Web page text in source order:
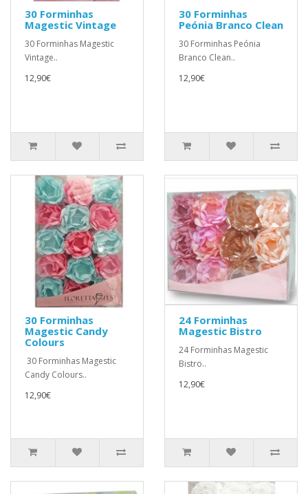
30 Forminhas
Magestic Vintage
30 Forminhas Magestic
Vintage..
12,90€
30 Forminhas
Peónia Branco Clean
30 Forminhas Peónia
Branco Clean..
12,90€
30 Forminhas
Magestic Candy
Colours
30 Forminhas Magestic
Candy Colours..
12,90€
24 Forminhas
Magestic Bistro
24 Forminhas Magestic
Bistro..
12,90€